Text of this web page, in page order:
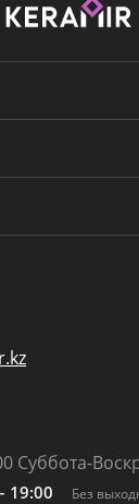
Суббота-
19:00 Без